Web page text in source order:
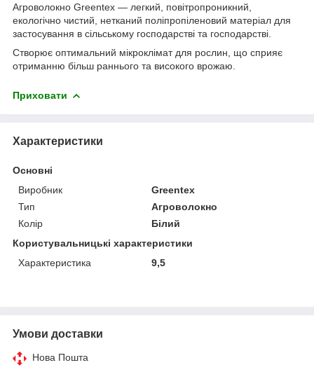
Агроволокно Greentex — легкий, повітропроникний,
екологічно чистий, нетканий поліпропіленовий матеріал для
застосування в сільському господарстві та господарстві.
Створює оптимальний мікроклімат для рослин, що сприяє
отриманню більш раннього та високого врожаю.
Приховати
Характеристики
Основні
Виробник
Greentex
Тип
Агроволокно
Колір
Білий
Користувальницькі характеристики
Характеристика
9,5
Умови доставки
Нова Пошта